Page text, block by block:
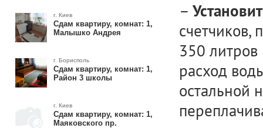
г. Киев
Сдам квартиру, комнат: 1,
Малышко Андрея
г. Борисполь
Сдам квартиру, комнат: 1,
Район 3 школы
г. Киев
Сдам квартиру, комнат: 1,
Маяковского пр.
–
счетчиков,
350 литров
расход
остальной